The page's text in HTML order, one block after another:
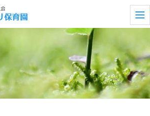
t
o
e
n
a
v
g
a